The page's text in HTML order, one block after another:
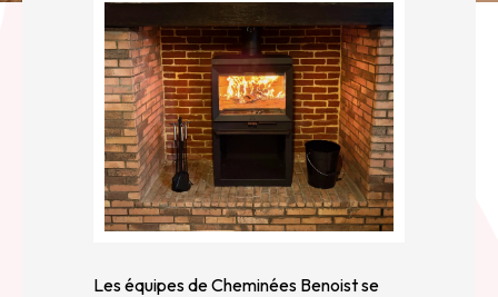
Les équipes de Cheminées Benoist se